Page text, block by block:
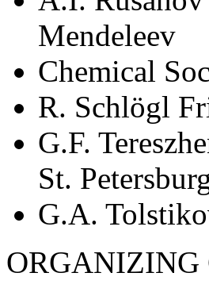
Mendeleev
Chemical
R. Schlögl
G.F.
St.
G.A.